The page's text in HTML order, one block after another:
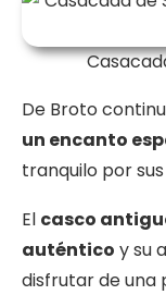
De Broto
un encanto
tranquilo por
El casco
auténtico y su
disfrutar de una